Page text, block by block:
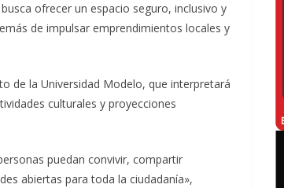
ofrecer un espacio seguro, inclusivo y
de impulsar emprendimientos locales y
de la Universidad Modelo, que interpretará
culturales y proyecciones
puedan convivir, compartir
abiertas para toda la ciudadanía»,